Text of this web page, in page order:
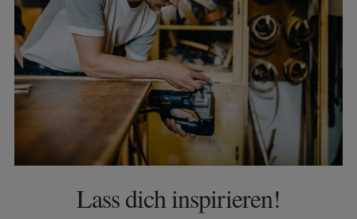
Lass dich inspirieren!